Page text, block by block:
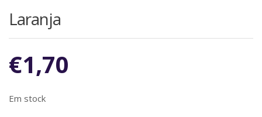
Laranja
€1,70
Em stock